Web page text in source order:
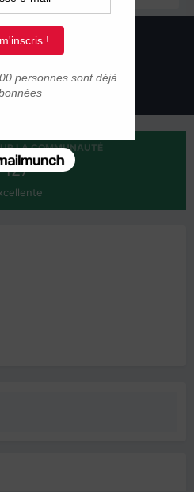
INSCRIPTION
18 mars 2014
LA COMMUNAUTÉ
127